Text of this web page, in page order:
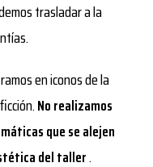
trasladar a la
en iconos de la
No realizamos
que se alejen
del taller.